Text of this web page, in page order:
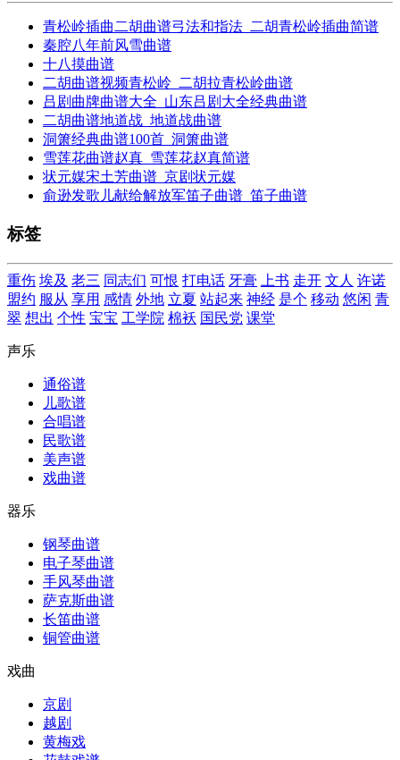
青松岭插曲二胡曲谱弓法和指法_二胡青松岭插曲简谱
秦腔八年前风雪曲谱
十八摸曲谱
二胡曲谱视频青松岭_二胡拉青松岭曲谱
吕剧曲牌曲谱大全_山东吕剧大全经典曲谱
二胡曲谱地道战_地道战曲谱
洞箫经典曲谱100首_洞箫曲谱
雪莲花曲谱赵真_雪莲花赵真简谱
状元媒宋土芳曲谱_京剧状元媒
俞逊发歌儿献给解放军笛子曲谱_笛子曲谱
标签
重伤 埃及 老三 同志们 可恨 打电话 牙膏 上书 走开 文人 许诺
盟约 服从 享用 感情 外地 立夏 站起来 神经 是个 移动 悠闲 青
翠 想出 个性 宝宝 工学院 棉袄 国民党 课堂
声乐
通俗谱
儿歌谱
合唱谱
民歌谱
美声谱
戏曲谱
器乐
钢琴曲谱
电子琴曲谱
手风琴曲谱
萨克斯曲谱
长笛曲谱
铜管曲谱
戏曲
京剧
越剧
黄梅戏